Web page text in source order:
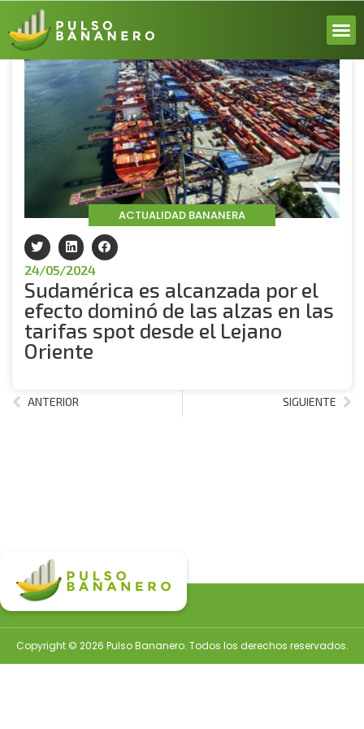
Volver
ACTUALIDAD BANANERA
24/05/2024
Sudamérica es alcanzada por el
efecto dominó de las alzas en las
tarifas spot desde el Lejano
Oriente
ANTERIOR SIGUIENTE
Copyright © 2026 Pulso Bananero. Todos los derechos reservados.